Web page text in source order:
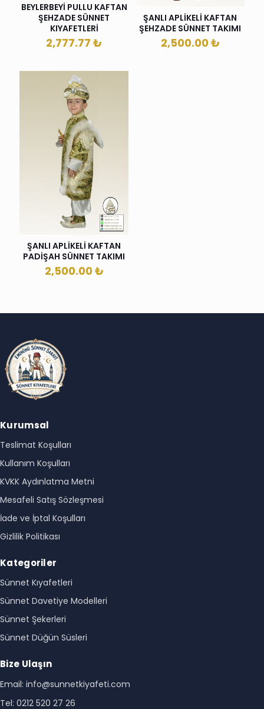
BEYLERBEYİ PULLU KAFTAN
ŞEHZADE SÜNNET
KIYAFETLERİ
2,777.77 ₺
ŞANLI APLİKELİ KAFTAN
ŞEHZADE SÜNNET TAKIMI
2,500.00₺
ŞANLI APLİKELİ KAFTAN
PADİŞAH SÜNNET TAKIMI
2,500.00₺
Kurumsal
Teslimat Koşulları
Kullanım Koşulları
KVKK Aydınlatma Metni
Mesafeli Satış Sözleşmesi
İade ve İptal Koşulları
Gizlilik Politikası
Kategoriler
Sünnet Kıyafetleri
Sünnet Davetiye Modelleri
Sünnet Şekerleri
Sünnet Düğün Süsleri
Bize Ulaşın
Email: info@sunnetkiyafeti.com
Tel: 0212 520 27 26